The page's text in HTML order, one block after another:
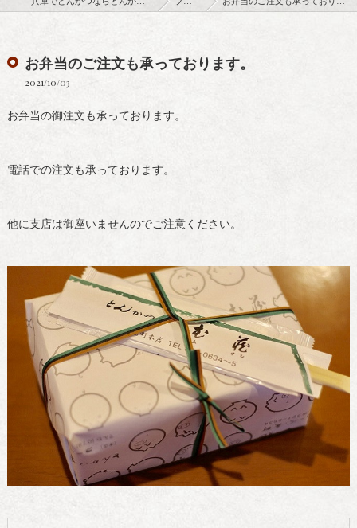
お弁当のご注文も承っております。
2021/10/03
お弁当の御注文も承っております。
電話での注文も承っております。
他に支店は御座いませんのでご注意ください。